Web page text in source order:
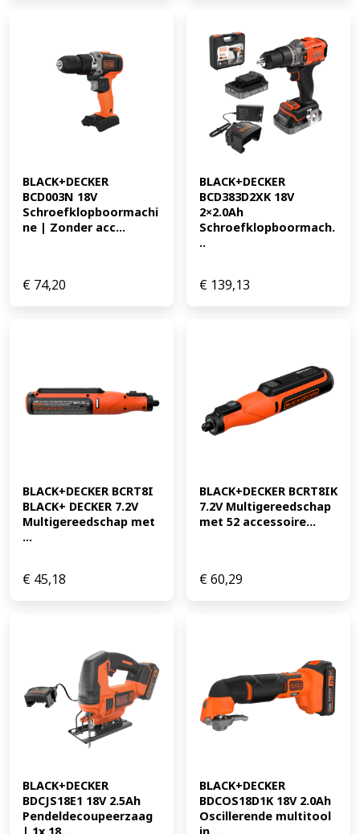
BLACK+DECKER
BCD003N 18V
Schroefklopboormachi
ne | Zonder acc...
€ 74,20
BLACK+DECKER
BCD383D2XK 18V
2×2.0Ah
Schroefklopboormach.
..
€ 139,13
BLACK+DECKER BCRT8I
BLACK+ DECKER 7.2V
Multigereedschap met
...
€ 45,18
BLACK+DECKER BCRT8IK
7.2V Multigereedschap
met 52 accessoire...
€60,29
BLACK+DECKER
BDCJS18E1 18V 2.5Ah
Pendeldecoupeerzaag
BLACK+DECKER
BDCOS18D1K 18V 2.0Ah
Oscillerende multitool